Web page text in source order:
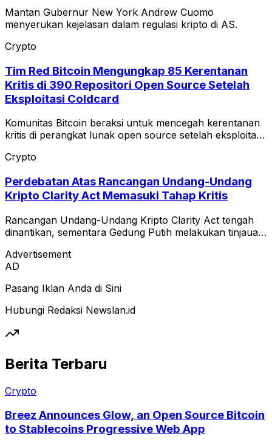
Mantan Gubernur New York Andrew Cuomo
menyerukan kejelasan dalam regulasi kripto di AS.
Crypto
Tim Red Bitcoin Mengungkap 85 Kerentanan
Kritis di 390 Repositori Open Source Setelah
Eksploitasi Coldcard
Komunitas Bitcoin beraksi untuk mencegah kerentanan
kritis di perangkat lunak open source setelah eksploitasi
Crypto
Perdebatan Atas Rancangan Undang-Undang
Kripto Clarity Act Memasuki Tahap Kritis
Rancangan Undang-Undang Kripto Clarity Act tengah
dinantikan, sementara Gedung Putih melakukan tinjauan
Advertisement
AD
Pasang Iklan Anda di Sini
Hubungi Redaksi Newslan.id
Berita Terbaru
Crypto
Breez Announces Glow, an Open Source Bitcoin
to Stablecoins Progressive Web App